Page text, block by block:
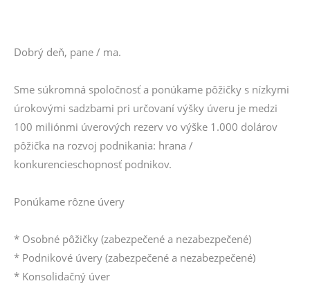
Dobrý deň, pane / ma.
Sme súkromná spoločnosť a ponúkame pôžičky s nízkymi
úrokovými sadzbami pri určovaní výšky úveru je medzi
100 miliónmi úverových rezerv vo výške 1.000 dolárov
pôžička na rozvoj podnikania: hrana /
konkurencieschopnosť podnikov.
Ponúkame rôzne úvery
* Osobné pôžičky (zabezpečené a nezabezpečené)
* Podnikové úvery (zabezpečené a nezabezpečené)
* Konsolidačný úver